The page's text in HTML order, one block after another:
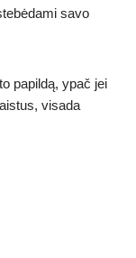
savo
papildą, ypač jei
visada